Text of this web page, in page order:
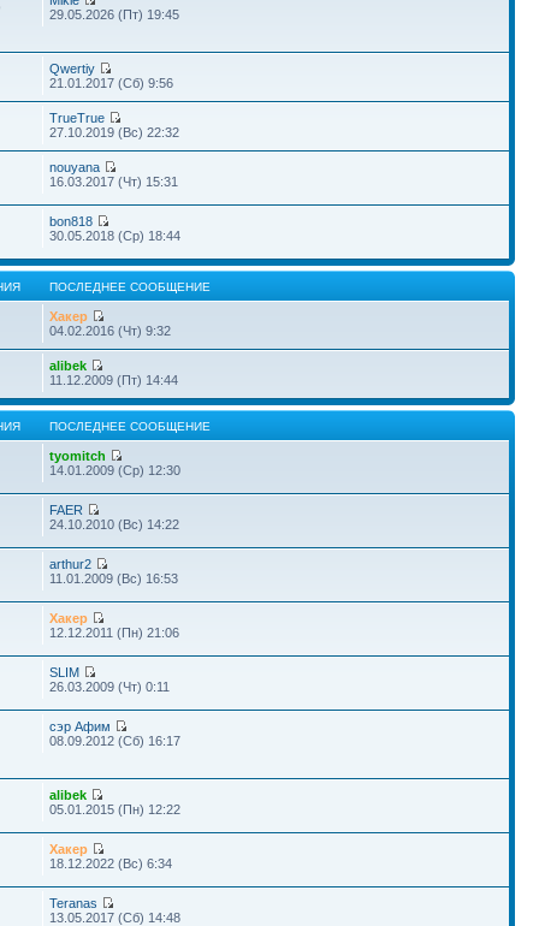
29.05.2026 (Пт) 19:45
Qwertiy
21.01.2017 (Сб) 9:56
TrueTrue
27.10.2019 (Вс) 22:32
nouyana
16.03.2017 (Чт) 15:31
bon818
30.05.2018 (Ср) 18:44
ПОСЛЕДНЕЕ СООБЩЕНИЕ
Хакер
04.02.2016 (Чт) 9:32
alibek
11.12.2009 (Пт) 14:44
ПОСЛЕДНЕЕ СООБЩЕНИЕ
tyomitch
14.01.2009 (Ср) 12:30
FAER
24.10.2010 (Вс) 14:22
arthur2
11.01.2009 (Вс) 16:53
Хакер
12.12.2011 (Пн) 21:06
SLIM
26.03.2009 (Чт) 0:11
сэр Афим
08.09.2012 (Сб) 16:17
alibek
05.01.2015 (Пн) 12:22
Хакер
18.12.2022 (Вс) 6:34
Teranas
13.05.2017 (Сб) 14:48